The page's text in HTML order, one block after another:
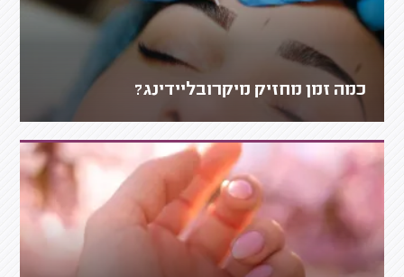
כמה זמן מחזיק מיקרובליידינג?